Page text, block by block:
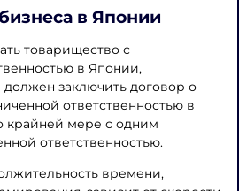
в Японии
товарищество с
в Японии,
заключить договор о
ответственностью в
крайней мере с одним
ответственностью.
времени,